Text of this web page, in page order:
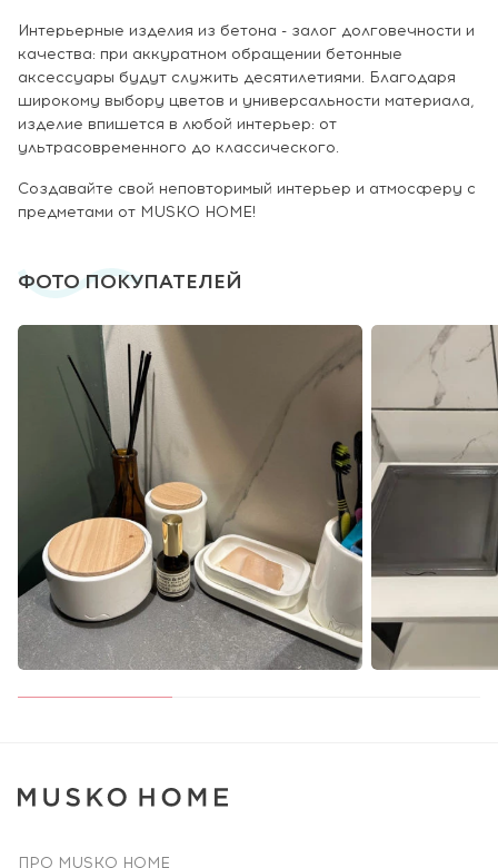
Интерьерные изделия из бетона - залог долговечности и
качества: при аккуратном обращении бетонные
аксессуары будут служить десятилетиями. Благодаря
широкому выбору цветов и универсальности материала,
изделие впишется в любой интерьер: от
ультрасовременного до классического.
Создавайте свой неповторимый интерьер и атмосферу с
предметами от MUSKO HOME!
ФОТО ПОКУПАТЕЛЕЙ
ПРО MUSKO HOME